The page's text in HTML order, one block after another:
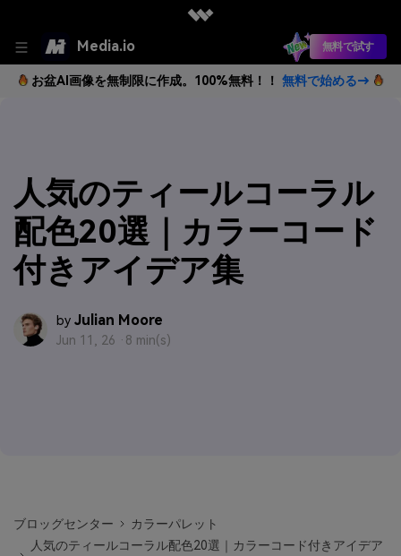
Media.io 無料で試す
お盆AI画像を無制限に作成。100%無料！！ 無料で始める→
人気のティールコーラル
配色20選｜カラーコード
付きアイデア集
by Julian Moore
Jun 11, 26 · 8 min(s)
ブロッグセンター
カラーパレット
人気のティールコーラル配色20選｜カラーコード付きアイデア